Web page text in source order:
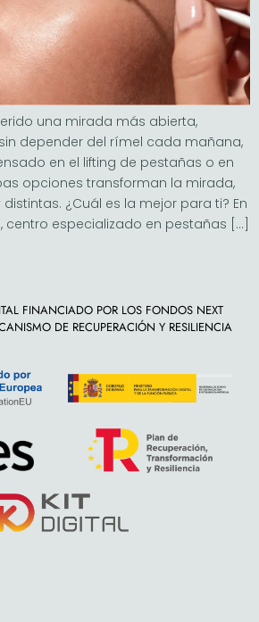
una mirada más abierta,
depender del rímel cada mañana,
en el lifting de pestañas o en
opciones transforman la mirada,
¿Cuál es la mejor para ti? En
centro especializado en pestañas […]
FINANCIADO POR LOS FONDOS NEXT
DE RECUPERACIÓN Y RESILIENCIA